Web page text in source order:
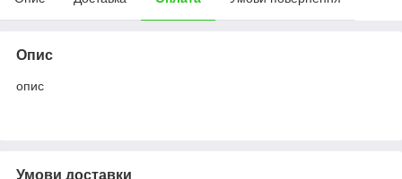
Опис
опис
Умови доставки